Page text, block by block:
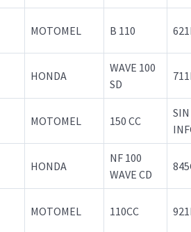
MOTOMEL B 110
HONDA
WAVE 100
SD
MOTOMEL 150 CC
SIN
HONDA
NF 100
WAVE CD
MOTOMEL 110CC